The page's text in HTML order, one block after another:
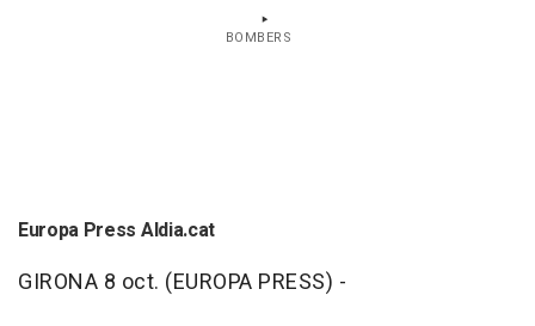
BOMBERS
Europa Press Aldia.cat
GIRONA 8 oct. (EUROPA PRESS) -